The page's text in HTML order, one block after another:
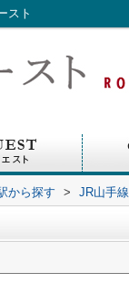
スト
から探す > JR山手線